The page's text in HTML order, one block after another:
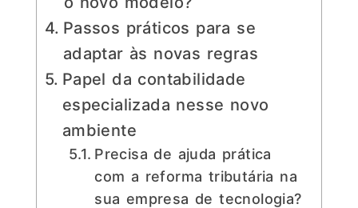
Passos práticos para se
adaptar às novas regras
Papel da contabilidade
especializada nesse novo
ambiente
Precisa de ajuda prática
com a reforma tributária na
sua empresa de tecnologia?